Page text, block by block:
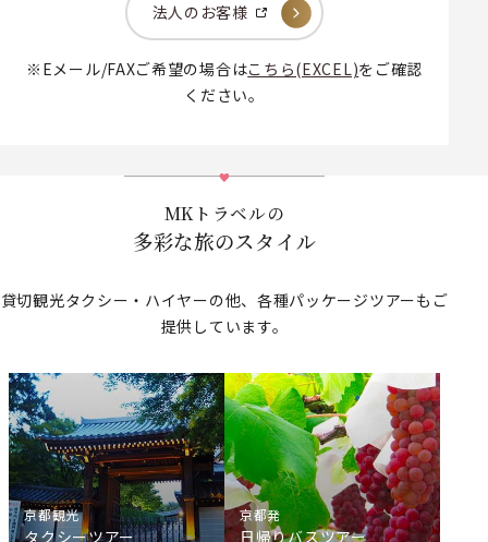
法人のお客様
※Eメール/FAXご希望の場合はこちら(EXCEL)をご確認
ください。
MKトラベルの
多彩な旅のスタイル
貸切観光タクシー・ハイヤーの他、各種パッケージツアーもご
提供しています。
京都観光
タクシーツアー
京都発
日帰りバスツアー